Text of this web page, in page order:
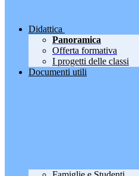
Didattica
Panoramica
Offerta formativa
I progetti delle classi
Documenti utili